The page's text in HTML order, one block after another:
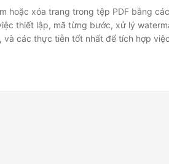
hoặc xóa trang trong tệp PDF bằng
thiết lập, mã từng bước, xử lý
và các thực tiễn tốt nhất để tích hợp